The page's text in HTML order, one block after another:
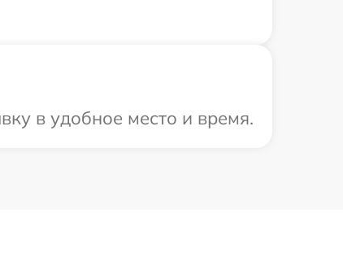
в удобное место и время.